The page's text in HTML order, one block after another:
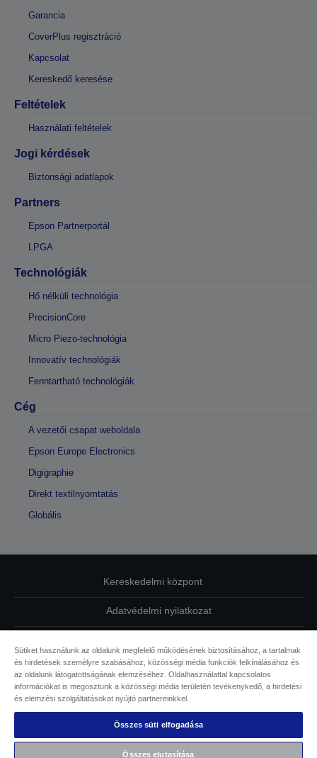
Garancia
CoverPlus regisztráció
Kapcsolat
Kereskedő keresése
Feltételek
Használati feltételek
Jogi kérdések
Biztonsági adatlapok
Partners
Epson Partnerportál
LPGA
Technológiák
Hő nélküli technológia
PrecisionCore
Micro Piezo-technológia
Innovatív technológiák
Fenntartható technológiák
Cég
A vezetői csapat weboldala
Epson Europe Electronics
Digigraphie
Direkt textilnyomtatás
Globális
Kereskedelmi központ
Adatvédelmi nyilatkozat
Kapcsolatfelvétel
Sütikkel kapcsolatos információk
Az Epson elkötelezettsége az akadálymentesség mellett
Sütiket használunk az oldalunk megfelelő működésének biztosításához, a tartalmak
és hirdetések személyre szabásához, közösségi média funkciók felkínálásához és
az oldalunk látogatottságának elemzéséhez. Oldalhasználattal kapcsolatos
információkat is megosztunk a közösségi média területén tevékenykedő, a hirdetési
és elemzési szolgáltatásokat nyújtó partnereinkkel.
Összes süti elfogadása
Összes elutasítása